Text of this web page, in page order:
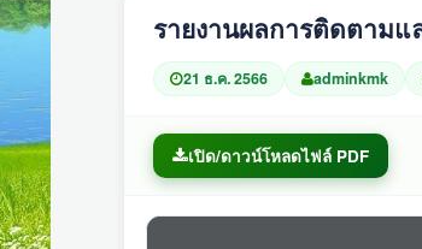
รายงานผลการติดตาม
21 ธ.ค. 2566 adminkmk
เปิด/ดาวน์โหลดไฟล์ PDF